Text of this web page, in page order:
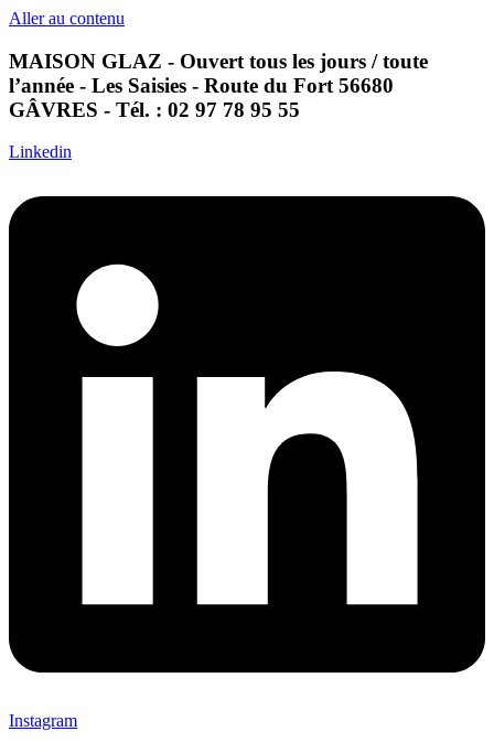
Aller au contenu
MAISON GLAZ - Ouvert tous les jours / toute
l’année - Les Saisies - Route du Fort 56680
GÂVRES - Tél. : 02 97 78 95 55
Linkedin
Instagram